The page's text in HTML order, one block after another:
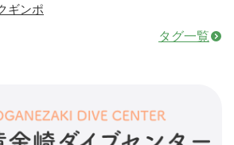
ギンポ
タグ一覧